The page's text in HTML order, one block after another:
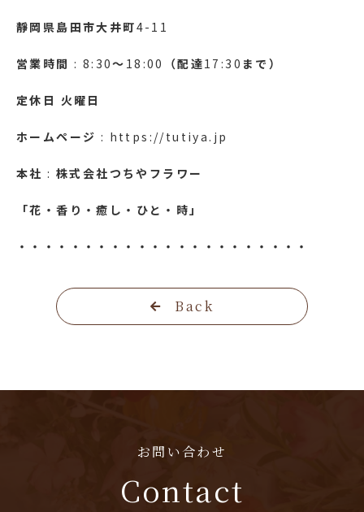
靜岡県島田市大井町4-11
営業時間 : 8:30～ 18:00 （配達17:30 まで）
定休日 火曜日
ホームページ : https://tutiya.jp
本社 :株式会社つちやフラワー
「花・香り・癒し・ひと・時」
・・・・・・・・・・・・・・・・・・・・・・
Back
お問い合わせ
Contact